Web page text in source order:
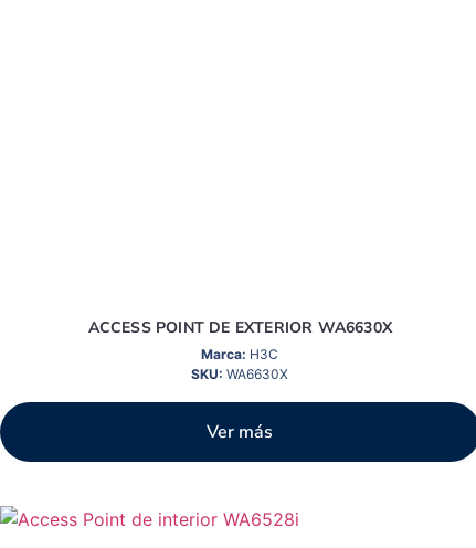
ACCESS POINT DE EXTERIOR WA6630X
Marca: H3C
SKU: WA6630X
Ver más